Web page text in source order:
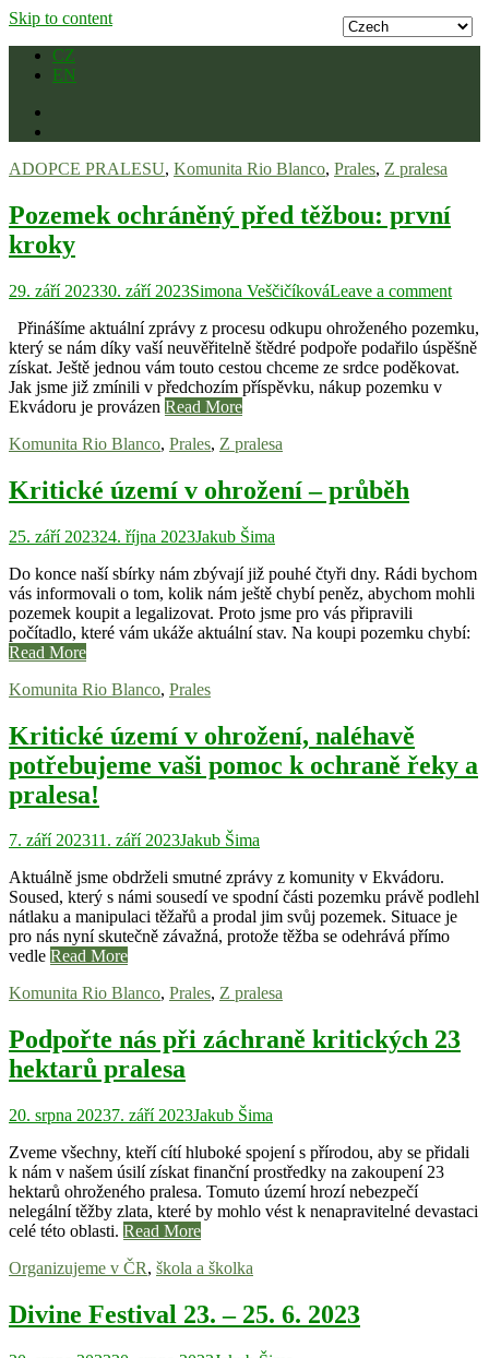
Skip to content
CZ
EN
ADOPCE PRALESU, Komunita Rio Blanco, Prales, Z pralesa
Pozemek ochráněný před těžbou: první
kroky
29. září 202330. září 2023Simona VeščičíkováLeave a comment
Přinášíme aktuální zprávy z procesu odkupu ohroženého pozemku,
který se nám díky vaší neuvěřitelně štědré podpoře podařilo úspěšně
získat. Ještě jednou vám touto cestou chceme ze srdce poděkovat.
Jak jsme již zmínili v předchozím příspěvku, nákup pozemku v
Ekvádoru je provázen Read More
Komunita Rio Blanco, Prales, Z pralesa
Kritické území v ohrožení – průběh
25. září 202324. října 2023Jakub Šima
Do konce naší sbírky nám zbývají již pouhé čtyři dny. Rádi bychom
vás informovali o tom, kolik nám ještě chybí peněz, abychom mohli
pozemek koupit a legalizovat. Proto jsme pro vás připravili
počítadlo, které vám ukáže aktuální stav. Na koupi pozemku chybí:
Read More
Komunita Rio Blanco, Prales
Kritické území v ohrožení, naléhavě
potřebujeme vaši pomoc k ochraně řeky a
pralesa!
7. září 202311. září 2023Jakub Šima
Aktuálně jsme obdrželi smutné zprávy z komunity v Ekvádoru.
Soused, který s námi sousedí ve spodní části pozemku právě podlehl
nátlaku a manipulaci těžařů a prodal jim svůj pozemek. Situace je
pro nás nyní skutečně závažná, protože těžba se odehrává přímo
vedle Read More
Komunita Rio Blanco, Prales, Z pralesa
Podpořte nás při záchraně kritických 23
hektarů pralesa
20. srpna 20237. září 2023Jakub Šima
Zveme všechny, kteří cítí hluboké spojení s přírodou, aby se přidali
k nám v našem úsilí získat finanční prostředky na zakoupení 23
hektarů ohroženého pralesa. Tomuto území hrozí nebezpečí
nelegální těžby zlata, které by mohlo vést k nenapravitelné devastaci
celé této oblasti. Read More
Organizujeme v ČR, škola a školka
Divine Festival 23. – 25. 6. 2023